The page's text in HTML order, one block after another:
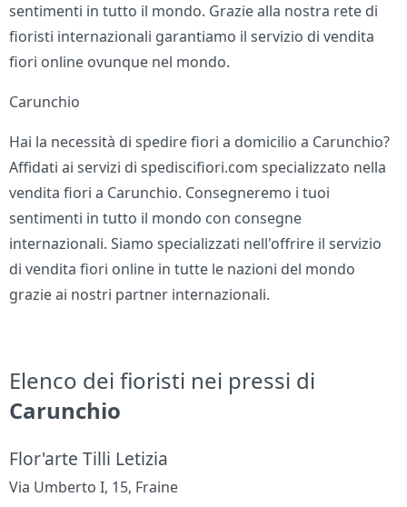
sentimenti in tutto il mondo. Grazie alla nostra rete di
fioristi internazionali garantiamo il servizio di vendita
fiori online ovunque nel mondo.
Carunchio
Hai la necessità di spedire fiori a domicilio a Carunchio?
Affidati ai servizi di spediscifiori.com specializzato nella
vendita fiori a Carunchio. Consegneremo i tuoi
sentimenti in tutto il mondo con consegne
internazionali. Siamo specializzati nell'offrire il servizio
di vendita fiori online in tutte le nazioni del mondo
grazie ai nostri partner internazionali.
Elenco dei fioristi nei pressi di
Carunchio
Flor'arte Tilli Letizia
Via Umberto I, 15, Fraine